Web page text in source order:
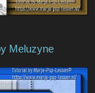
Evelyne